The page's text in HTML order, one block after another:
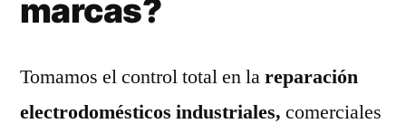
marcas?
Tomamos el control total en lareparación
electrodomésticos industriales, comerciales